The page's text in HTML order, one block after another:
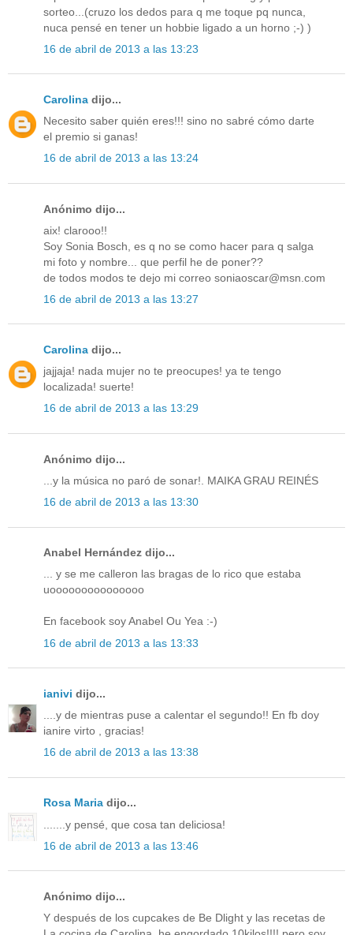
sorteo...(cruzo los dedos para q me toque pq nunca,
nuca pensé en tener un hobbie ligado a un horno ;-) )
16 de abril de 2013 a las 13:23
Carolina dijo...
Necesito saber quién eres!!! sino no sabré cómo darte
el premio si ganas!
16 de abril de 2013 a las 13:24
Anónimo dijo...
aix! clarooo!!
Soy Sonia Bosch, es q no se como hacer para q salga
mi foto y nombre... que perfil he de poner??
de todos modos te dejo mi correo soniaoscar@msn.com
16 de abril de 2013 a las 13:27
Carolina dijo...
jajjaja! nada mujer no te preocupes! ya te tengo
localizada! suerte!
16 de abril de 2013 a las 13:29
Anónimo dijo...
...y la música no paró de sonar!. MAIKA GRAU REINÉS
16 de abril de 2013 a las 13:30
Anabel Hernández dijo...
... y se me calleron las bragas de lo rico que estaba
uooooooooooooooo
En facebook soy Anabel Ou Yea :-)
16 de abril de 2013 a las 13:33
ianivi dijo...
....y de mientras puse a calentar el segundo!! En fb doy
ianire virto , gracias!
16 de abril de 2013 a las 13:38
Rosa Maria dijo...
.......y pensé, que cosa tan deliciosa!
16 de abril de 2013 a las 13:46
Anónimo dijo...
Y después de los cupcakes de Be Dlight y las recetas de